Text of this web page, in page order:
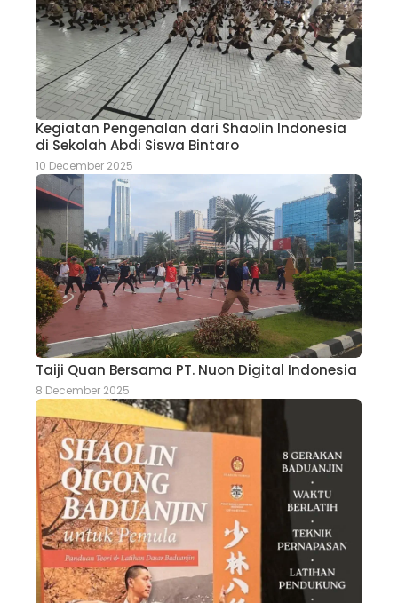
Kegiatan Pengenalan dari Shaolin Indonesia
di Sekolah Abdi Siswa Bintaro
10 December 2025
Taiji Quan Bersama PT. Nuon Digital Indonesia
8 December 2025